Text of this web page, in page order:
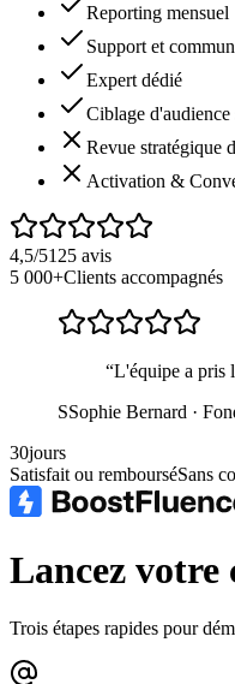
Reporting mensuel
Support et
Expert dédié
Ciblage d'audience
Revue stratégique
Activation &
4,5/5125 avis
5 000+Clients accompagnés
“L'équipe a pris
SSophie Bernard ·
30jours
Satisfait ou rembourséSans
Lancez votre
Trois étapes rapides pour